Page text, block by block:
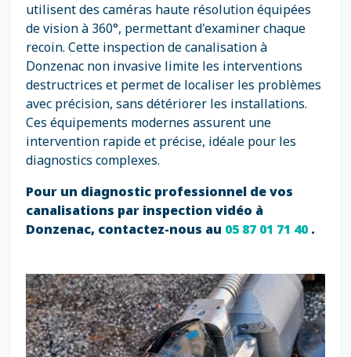
utilisent des caméras haute résolution équipées
de vision à 360°, permettant d'examiner chaque
recoin. Cette inspection de canalisation à
Donzenac non invasive limite les interventions
destructrices et permet de localiser les problèmes
avec précision, sans détériorer les installations.
Ces équipements modernes assurent une
intervention rapide et précise, idéale pour les
diagnostics complexes.
Pour un diagnostic professionnel de vos
canalisations par inspection vidéo à
Donzenac, contactez-nous au 05 87 01 71 40.